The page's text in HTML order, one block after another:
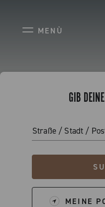
MENÙ
GIB
Straße / Stadt /
MEINE